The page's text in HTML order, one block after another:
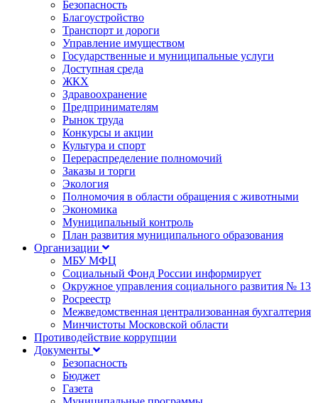
Безопасность
Благоустройство
Транспорт и дороги
Управление имуществом
Государственные и муниципальные услуги
Доступная среда
ЖКХ
Здравоохранение
Предпринимателям
Рынок труда
Конкурсы и акции
Культура и спорт
Перераспределение полномочий
Заказы и торги
Экология
Полномочия в области обращения с животными
Экономика
Муниципальный контроль
План развития муниципального образования
Организации
МБУ МФЦ
Социальный Фонд России информирует
Окружное управления социального развития № 13
Росреестр
Межведомственная централизованная бухгалтерия
Минчистоты Московской области
Противодействие коррупции
Документы
Безопасность
Бюджет
Газета